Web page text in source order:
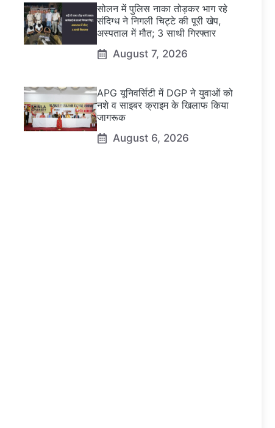
सोलन में पुलिस नाका तोड़कर भाग रहे
संदिग्ध ने निगली चिट्टे की पूरी खेप,
अस्पताल में मौत; 3 साथी गिरफ्तार
August 7, 2026
APG यूनिवर्सिटी में DGP ने युवाओं को
नशे व साइबर क्राइम के खिलाफ किया
जागरूक
August 6, 2026